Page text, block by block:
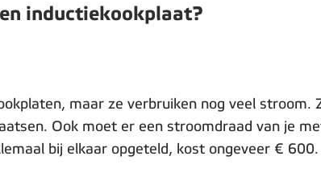
inductiekookplaat?
maar ze verbruiken nog veel
Ook moet er een stroomdraad van je
bij elkaar opgeteld, kost ongeveer € 600.